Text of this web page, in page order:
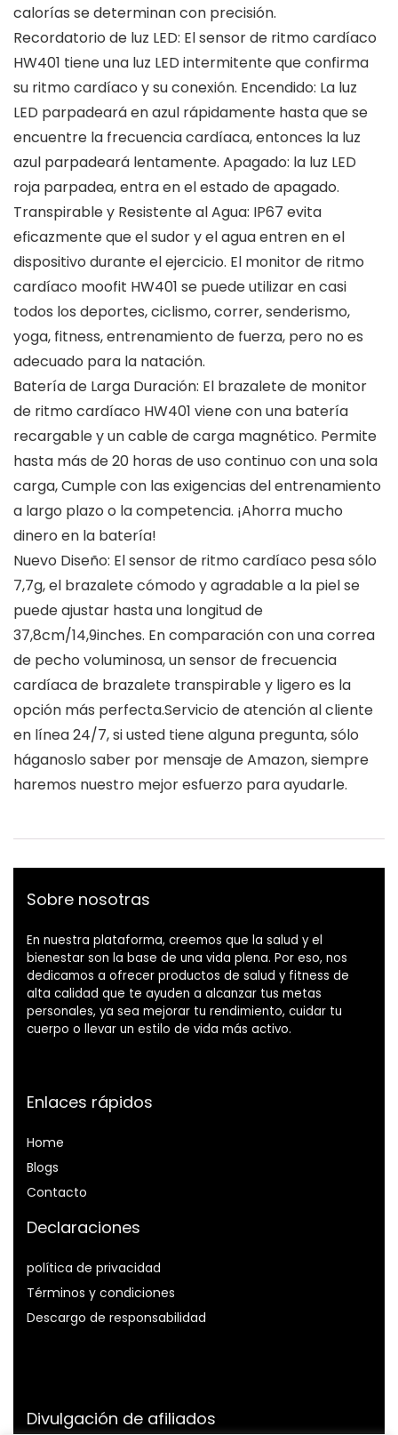
calorías se determinan con precisión.
Recordatorio de luz LED: El sensor de ritmo cardíaco
HW401 tiene una luz LED intermitente que confirma
su ritmo cardíaco y su conexión. Encendido: La luz
LED parpadeará en azul rápidamente hasta que se
encuentre la frecuencia cardíaca, entonces la luz
azul parpadeará lentamente. Apagado: la luz LED
roja parpadea, entra en el estado de apagado.
Transpirable y Resistente al Agua: IP67 evita
eficazmente que el sudor y el agua entren en el
dispositivo durante el ejercicio. El monitor de ritmo
cardíaco moofit HW401 se puede utilizar en casi
todos los deportes, ciclismo, correr, senderismo,
yoga, fitness, entrenamiento de fuerza, pero no es
adecuado para la natación.
Batería de Larga Duración: El brazalete de monitor
de ritmo cardíaco HW401 viene con una batería
recargable y un cable de carga magnético. Permite
hasta más de 20 horas de uso continuo con una sola
carga, Cumple con las exigencias del entrenamiento
a largo plazo o la competencia. ¡Ahorra mucho
dinero en la batería!
Nuevo Diseño: El sensor de ritmo cardíaco pesa sólo
7,7g, el brazalete cómodo y agradable a la piel se
puede ajustar hasta una longitud de
37,8cm/14,9inches. En comparación con una correa
de pecho voluminosa, un sensor de frecuencia
cardíaca de brazalete transpirable y ligero es la
opción más perfecta.Servicio de atención al cliente
en línea 24/7, si usted tiene alguna pregunta, sólo
háganoslo saber por mensaje de Amazon, siempre
haremos nuestro mejor esfuerzo para ayudarle.
Sobre nosotras
En nuestra plataforma, creemos que la salud y el
bienestar son la base de una vida plena. Por eso, nos
dedicamos a ofrecer productos de salud y fitness de
alta calidad que te ayuden a alcanzar tus metas
personales, ya sea mejorar tu rendimiento, cuidar tu
cuerpo o llevar un estilo de vida más activo.
Enlaces rápidos
Home
Blogs
Contacto
Declaraciones
política de privacidad
Términos y condiciones
Descargo de responsabilidad
Divulgación de afiliados